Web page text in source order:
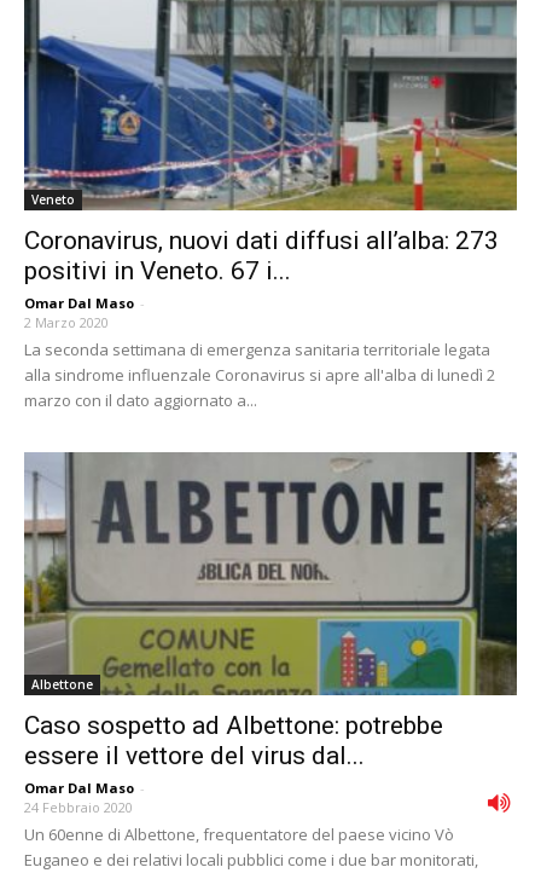
Veneto
Coronavirus, nuovi dati diffusi all’alba: 273
positivi in Veneto. 67 i...
Omar Dal Maso -
2 Marzo 2020
La seconda settimana di emergenza sanitaria territoriale legata
alla sindrome influenzale Coronavirus si apre all'alba di lunedì 2
marzo con il dato aggiornato a...
Albettone
Caso sospetto ad Albettone: potrebbe
essere il vettore del virus dal...
Omar Dal Maso -
24 Febbraio 2020
Un 60enne di Albettone, frequentatore del paese vicino Vò
Euganeo e dei relativi locali pubblici come i due bar monitorati,